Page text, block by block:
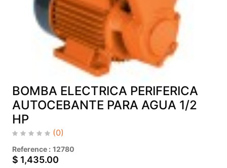
BOMBA ELECTRICA PERIFERICA
AUTOCEBANTE PARA AGUA 1/2
HP
(0)
Reference : 12780
$ 1,435.00